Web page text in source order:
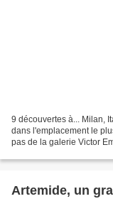
9 découvertes à... Milan,
dans l'emplacement le
pas de la galerie Victor
Artemide, un